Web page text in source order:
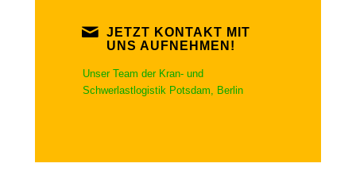
JETZT KONTAKT MIT
UNS AUFNEHMEN!
Unser Team der Kran- und
Schwerlastlogistik Potsdam, Berlin